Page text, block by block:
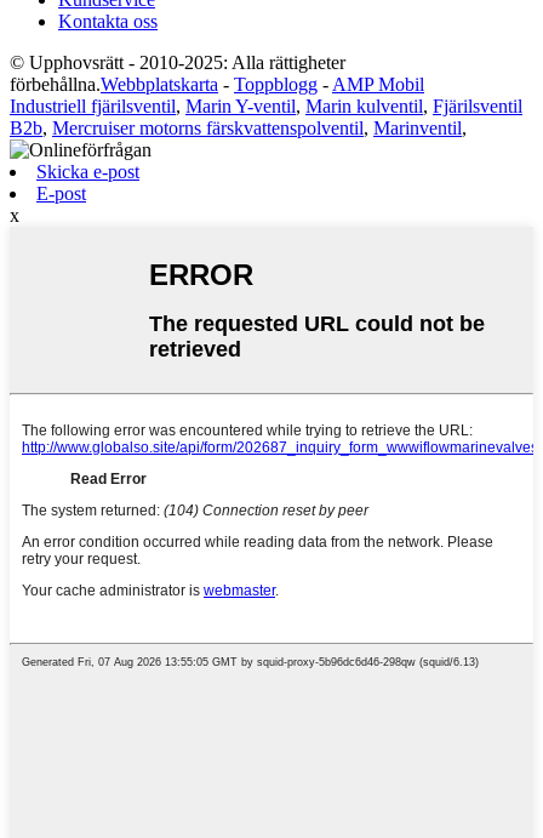
Kontakta oss
© Upphovsrätt - 2010-2025: Alla rättigheter
förbehållna.Webbplatskarta - Toppblogg -AMP Mobil
Industriell fjärilsventil, Marin Y-ventil, Marin kulventil, Fjärilsventil
B2b, Mercruiser motorns färskvattenspolventil, Marinventil,
Skicka e-post
E-post
x